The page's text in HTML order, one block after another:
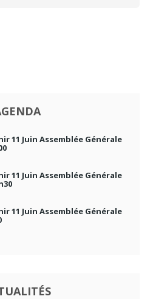
11 Juin Assemblée Générale
11 Juin Assemblée Générale
11 Juin Assemblée Générale